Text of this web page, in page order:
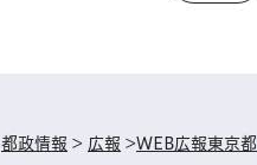
都政情報 > 広報 >WEB広報東京都